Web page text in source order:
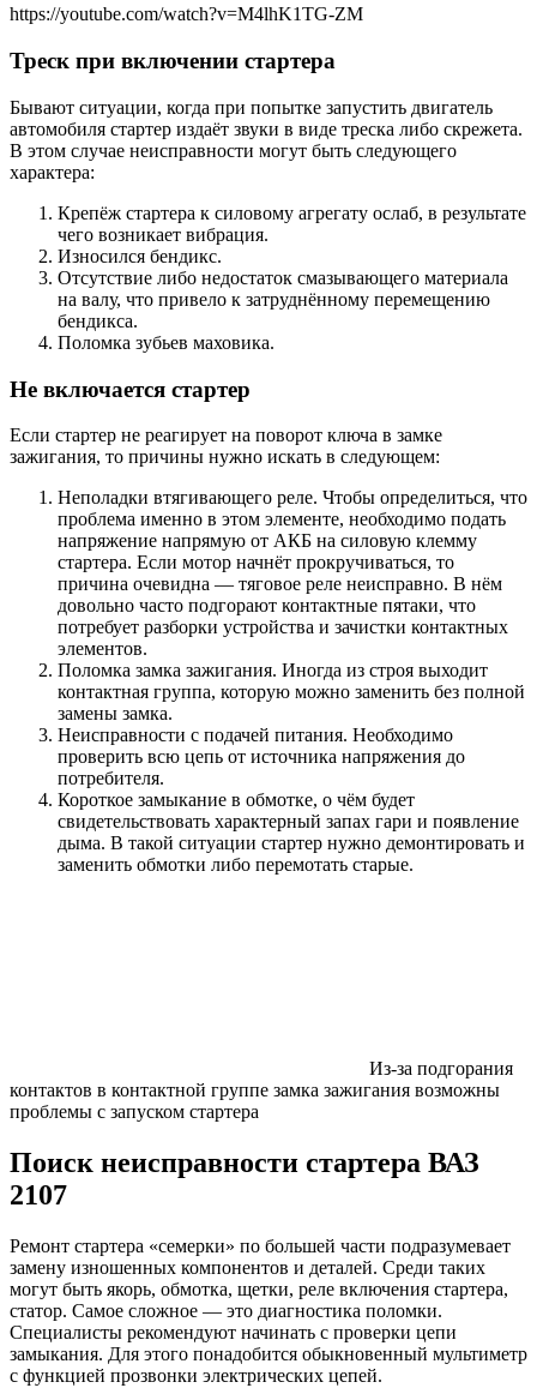
https://youtube.com/watch?v=M4lhK1TG-ZM
Треск при включении стартера
Бывают ситуации, когда при попытке запустить двигатель
автомобиля стартер издаёт звуки в виде треска либо скрежета.
В этом случае неисправности могут быть следующего
характера:
Крепёж стартера к силовому агрегату ослаб, в результате
чего возникает вибрация.
Износился бендикс.
Отсутствие либо недостаток смазывающего материала
на валу, что привело к затруднённому перемещению
бендикса.
Поломка зубьев маховика.
Не включается стартер
Если стартер не реагирует на поворот ключа в замке
зажигания, то причины нужно искать в следующем:
Неполадки втягивающего реле. Чтобы определиться, что
проблема именно в этом элементе, необходимо подать
напряжение напрямую от АКБ на силовую клемму
стартера. Если мотор начнёт прокручиваться, то
причина очевидна — тяговое реле неисправно. В нём
довольно часто подгорают контактные пятаки, что
потребует разборки устройства и зачистки контактных
элементов.
Поломка замка зажигания. Иногда из строя выходит
контактная группа, которую можно заменить без полной
замены замка.
Неисправности с подачей питания. Необходимо
проверить всю цепь от источника напряжения до
потребителя.
Короткое замыкание в обмотке, о чём будет
свидетельствовать характерный запах гари и появление
дыма. В такой ситуации стартер нужно демонтировать и
заменить обмотки либо перемотать старые.
Из-за подгорания
контактов в контактной группе замка зажигания возможны
проблемы с запуском стартера
Поиск неисправности стартера ВАЗ
2107
Ремонт стартера «семерки» по большей части подразумевает
замену изношенных компонентов и деталей. Среди таких
могут быть якорь, обмотка, щетки, реле включения стартера,
статор. Самое сложное — это диагностика поломки.
Специалисты рекомендуют начинать с проверки цепи
замыкания. Для этого понадобится обыкновенный мультиметр
с функцией прозвонки электрических цепей.